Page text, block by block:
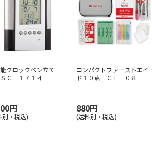
クロックペン立て
Ｃ－１７１４
円
別・税込)
コンパクトファーストエイ
ド１０点 ＣＦ－０８
880円
(送料別・税込)